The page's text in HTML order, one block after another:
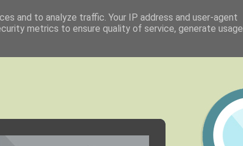
and to analyze traffic. Your IP address and user-agent
metrics to ensure quality of service, generate usage